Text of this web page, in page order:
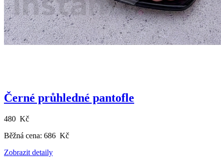
Černé průhledné pantofle
480 Kč
Běžná cena: 686 Kč
Zobrazit detaily